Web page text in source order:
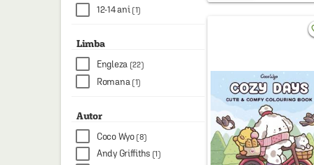
12-14 ani (1)
Limba
Engleza (22)
Romana (1)
Autor
Coco Wyo (8)
Andy Griffiths (1)